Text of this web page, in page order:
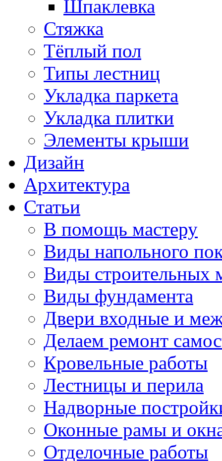
Шпаклевка
Стяжка
Тёплый пол
Типы лестниц
Укладка паркета
Укладка плитки
Элементы крыши
Дизайн
Архитектура
Статьи
В помощь мастеру
Виды напольного
Виды строительных
Виды фундамента
Двери входные и
Делаем ремонт
Кровельные работы
Лестницы и перила
Надворные
Оконные рамы и
Отделочные работы